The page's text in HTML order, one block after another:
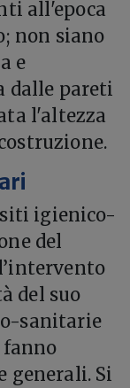
all'epoca
non siano
e
dalle pareti
l'altezza
igienico-
del
del suo
sanitarie
fanno
generali. Si